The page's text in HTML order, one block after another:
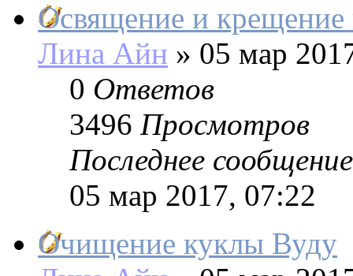
Освящение и
Лина Айн » 05 мар
0 Ответов
3496 Просмотров
Последнее сообщение
05 мар 2017, 07:22
Очищение куклы Вуду